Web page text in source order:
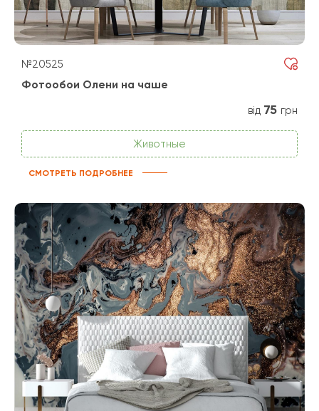
№20525
Фотообои Олени на чаше
від 75 грн
Животные
СМОТРЕТЬ ПОДРОБНЕЕ